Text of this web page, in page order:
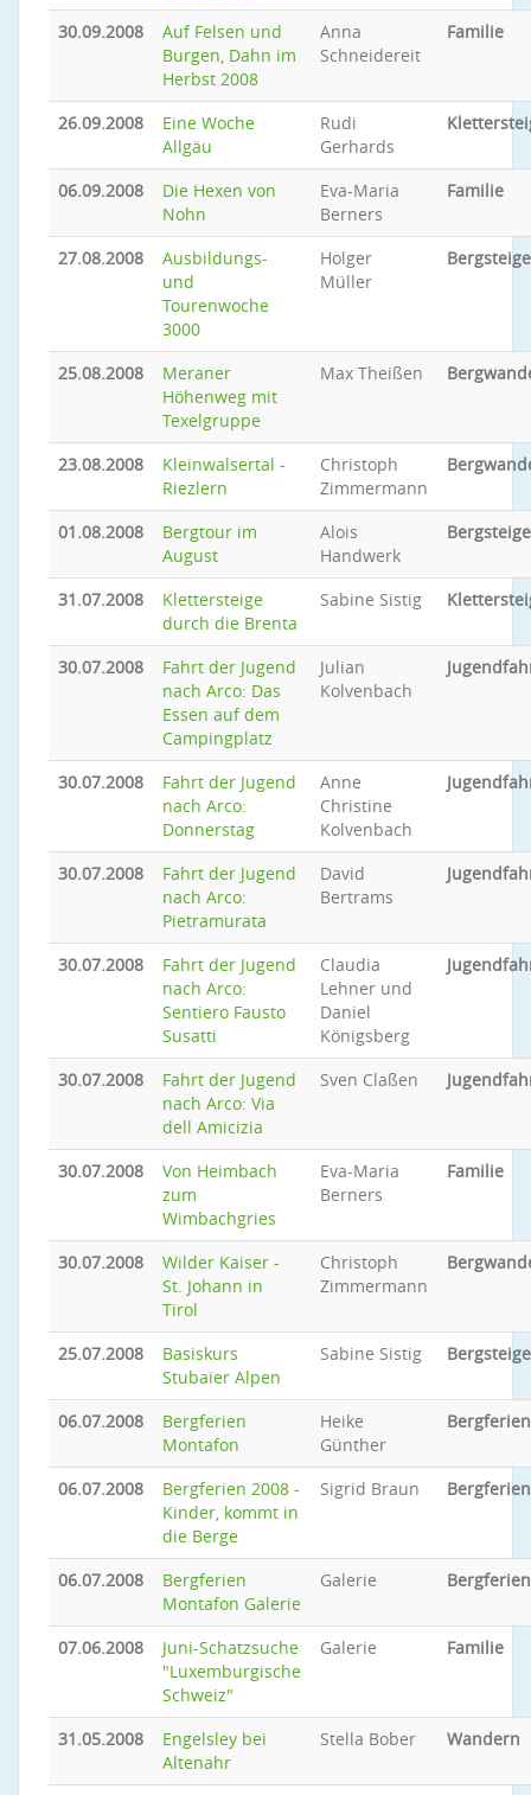
30.09.2008
Auf Felsen und
Burgen, Dahn im
Herbst 2008
Anna
Schneidereit
Familie
26.09.2008
Eine Woche
Allgäu
Rudi
Gerhards
06.09.2008
Die Hexen von
Nohn
Eva-Maria
Berners
Familie
27.08.2008
Ausbildungs-
und
Tourenwoche
3000
Holger
Müller
25.08.2008
Meraner
Höhenweg mit
Texelgruppe
Max Theißen
23.08.2008
Kleinwalsertal -
Riezlern
Christoph
Zimmermann
01.08.2008
Bergtour im
August
Alois
Handwerk
31.07.2008
Klettersteige
durch die Brenta
Sabine Sistig
30.07.2008
Fahrt der Jugend
nach Arco: Das
Essen auf dem
Campingplatz
Julian
Kolvenbach
30.07.2008
Fahrt der Jugend
nach Arco:
Donnerstag
Anne
Christine
Kolvenbach
30.07.2008
Fahrt der Jugend
nach Arco:
Pietramurata
David
Bertrams
30.07.2008
Fahrt der Jugend
nach Arco:
Sentiero Fausto
Susatti
Claudia
Lehner und
Daniel
Königsberg
30.07.2008
Fahrt der Jugend
nach Arco: Via
dell Amicizia
Sven Claßen
30.07.2008
Von Heimbach
zum
Wimbachgries
Eva-Maria
Berners
Familie
30.07.2008
Wilder Kaiser -
St. Johann in
Tirol
Christoph
Zimmermann
25.07.2008
Basiskurs
Stubaier Alpen
Sabine Sistig
06.07.2008
Bergferien
Montafon
Heike
Günther
Bergferien
06.07.2008
Bergferien 2008 -
Kinder, kommt in
die Berge
Sigrid Braun Bergferien
06.07.2008
Bergferien
Montafon Galerie
Galerie Bergferien
07.06.2008
Juni-Schatzsuche
"Luxemburgische
Schweiz"
Galerie Familie
31.05.2008
Engelsley bei
Altenahr
Stella Bober Wandern